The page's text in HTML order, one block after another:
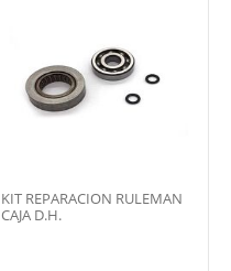
KIT REPARACION RULEMAN
CAJA D.H.